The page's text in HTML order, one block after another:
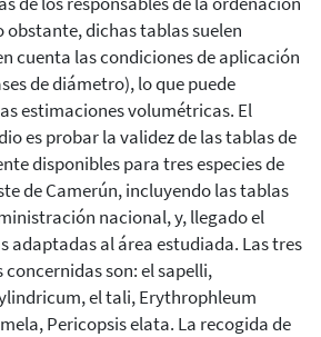
obstante, dichas tablas suelen
cuenta las condiciones de aplicación
de diámetro), lo que puede
estimaciones volumétricas. El
es probar la validez de las tablas de
disponibles para tres especies de
de Camerún, incluyendo las tablas
nacional, y, llegado el
adaptadas al área estudiada. Las tres
son: el sapelli,
el tali, Erythrophleum
Pericopsis elata. La recogida de